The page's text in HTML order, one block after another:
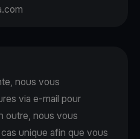
nous vous
via e-mail pour
outre, nous vous
unique afin que vous